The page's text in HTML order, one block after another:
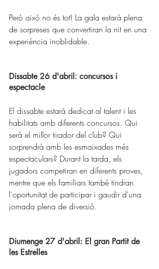
Però això no és tot! La gala estarà plena
de sorpreses que convertiran la nit en una
experiència inoblidable.
Dissabte 26 d'abril: concursos i
espectacle
El dissabte estarà dedicat al talent i les
habilitats amb diferents concursos. Qui
serà el millor tirador del club? Qui
sorprendrà amb les esmaixades més
espectaculars? Durant la tarda, els
jugadors competiran en diferents proves,
mentre que els familiars també tindran
l'oportunitat de participar i gaudir d'una
jornada plena de diversió.
Diumenge 27 d'abril: El gran Partit de
les Estrelles